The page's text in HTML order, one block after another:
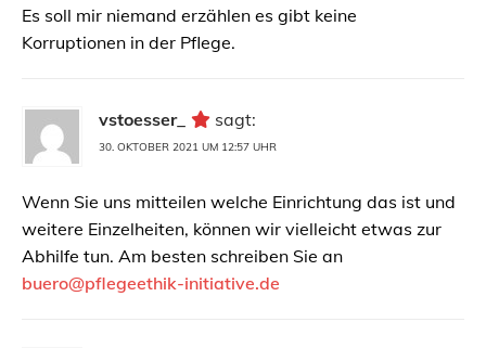
Es soll mir niemand erzählen es gibt keine
Korruptionen in der Pflege.
vstoesser_ sagt:
30. OKTOBER 2021 UM 12:57 UHR
Wenn Sie uns mitteilen welche Einrichtung das ist und
weitere Einzelheiten, können wir vielleicht etwas zur
Abhilfe tun. Am besten schreiben Sie an
buero@pflegeethik-initiative.de